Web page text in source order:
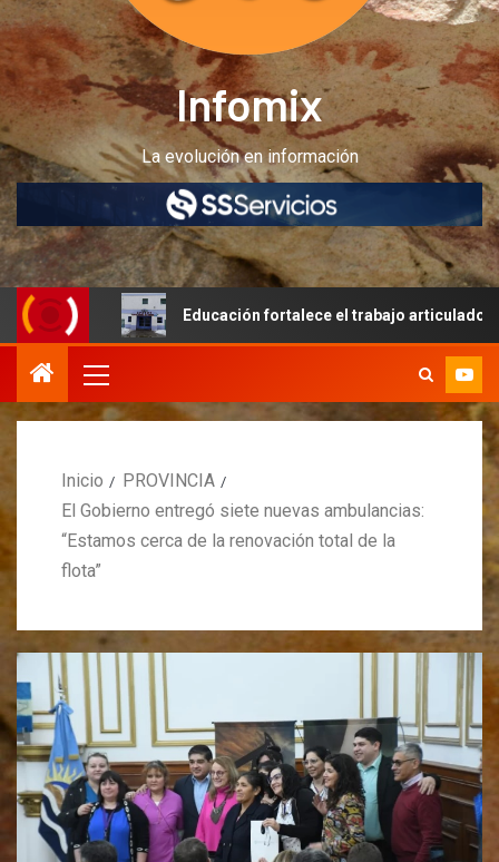
Infomix
La evolución en información
Educación fortalece el trabajo articulado y la
Inicio
PROVINCIA
El Gobierno entregó siete nuevas ambulancias:
“Estamos cerca de la renovación total de la
flota”